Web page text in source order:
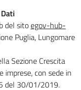
del sitoegov-hub-
Puglia, Lungomare
Sezione Crescita
imprese, con sede in
del 30/01/2019.